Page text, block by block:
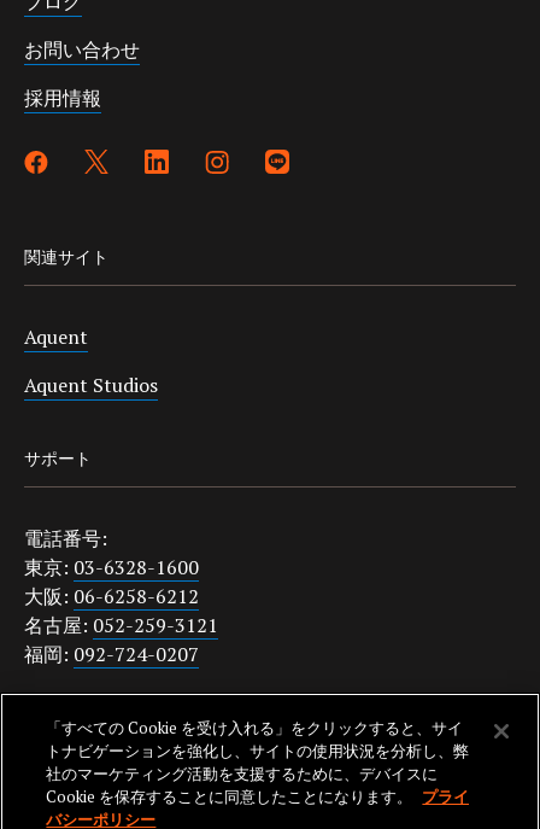
お問い合わせ
採用情報
関連サイト
Aquent
Aquent Studios
サポート
電話番号:
東京: 03-6328-1600
大阪: 06-6258-6212
名古屋: 052-259-3121
福岡: 092-724-0207
japanquestions@aquent.com
プライバシーポリシー
「すべての Cookie を受け入れる」をクリックすると、サイ
トナビゲーションを強化し、サイトの使用状況を分析し、弊
社のマーケティング活動を支援するために、デバイスに
Cookie を保存することに同意したことになります。
プライ
バシーポリシー